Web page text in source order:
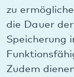
Die Erfassung
Website und
ist für den
erforderlich. Es
jederzeit die